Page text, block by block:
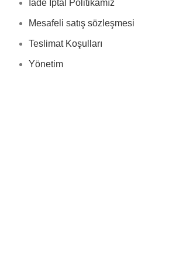
İade İptal Politikamız
Mesafeli satış sözleşmesi
Teslimat Koşulları
Yönetim